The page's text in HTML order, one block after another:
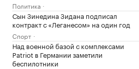
Политика
Сын Зинедина Зидана подписал
контракт с «Леганесом» на один год
Спорт
Над военной базой с комплексами
Patriot в Германии заметили
беспилотники